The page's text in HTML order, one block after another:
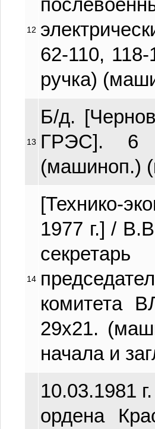
12
62-110,
ручка)
13
Б/д.
ГРЭС]. 6
(машиноп.)
14
[Технико-
1977 г.] /
комитета
29х21.
начала и
10.03.1981
ордена